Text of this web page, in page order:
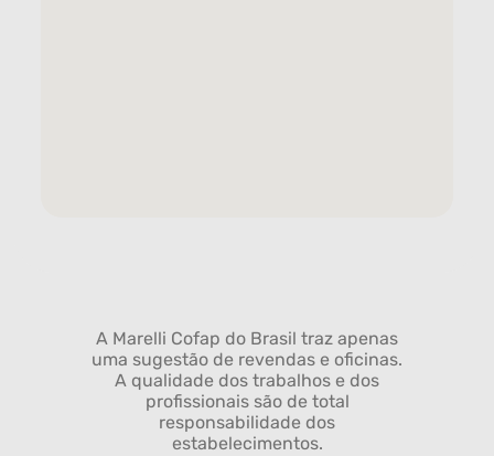
A Marelli Cofap do Brasil traz apenas
uma sugestão de revendas e oficinas.
A qualidade dos trabalhos e dos
profissionais são de total
responsabilidade dos
estabelecimentos.